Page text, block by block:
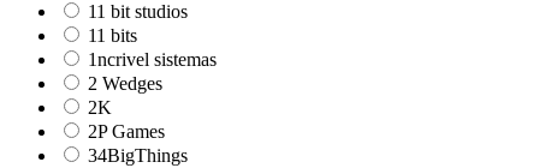
11 bit studios
11 bits
1ncrivel sistemas
2 Wedges
2K
2P Games
34BigThings